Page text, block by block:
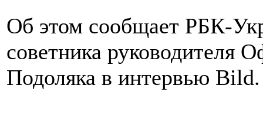
Об этом сообщает РБК-
советника руководителя
Подоляка в интервью Bild.